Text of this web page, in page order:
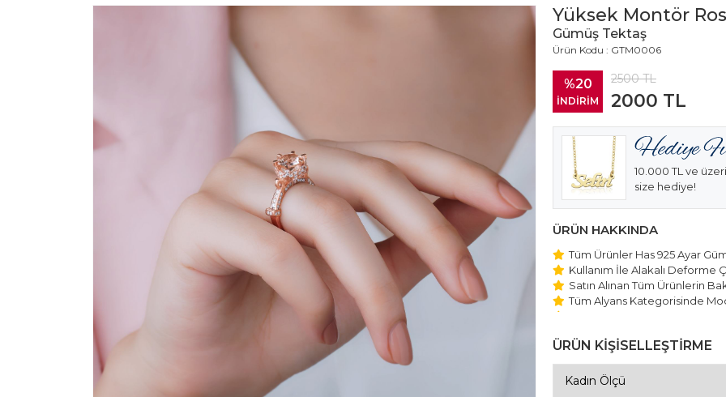
Yüksek Montör
Gümüş Tektaş
Ürün Kodu : GTM0006
%20
İNDİRİM
2500TL
2000 TL
10.000 TL ve
size hediye!
ÜRÜN HAKKINDA
Tüm Ürünler Has 925 Ayar
Kullanım İle Alakalı Deforme
Satın Alınan Tüm Ürünlerin
Tüm Alyans Kategorisinde
Beştaş Tektaş Kolye ve
ÜRÜN KİŞİSELLEŞTİRME